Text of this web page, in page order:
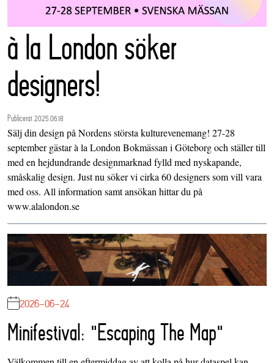
à la London söker
designers!
Publicerat 2025.06.18
Sälj din design på Nordens största kulturevenemang! 27-28
september gästar à la London Bokmässan i Göteborg och ställer till
med en hejdundrande designmarknad fylld med nyskapande,
småskalig design. Just nu söker vi cirka 60 designers som vill vara
med oss. All information samt ansökan hittar du på
www.alalondon.se
2026-06-24
Minifestival: "Escaping The Map"